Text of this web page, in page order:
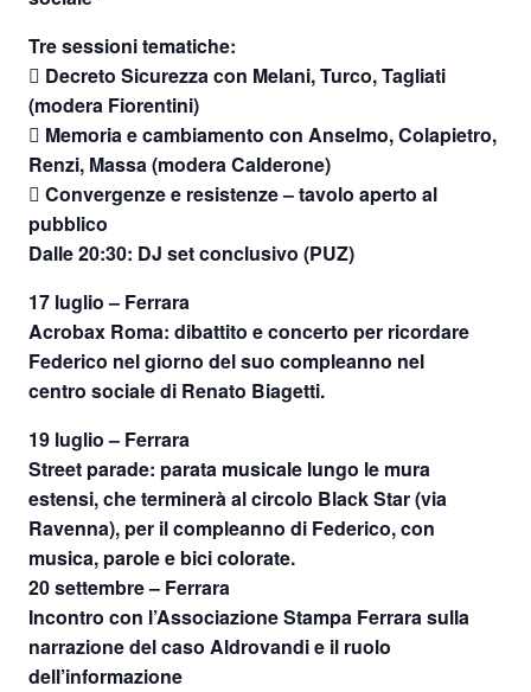
Tre sessioni tematiche:
 Decreto Sicurezza con Melani, Turco, Tagliati
(modera Fiorentini)
 Memoria e cambiamento con Anselmo, Colapietro,
Renzi, Massa (modera Calderone)
 Convergenze e resistenze – tavolo aperto al
pubblico
Dalle 20:30: DJ set conclusivo (PUZ)
17 luglio – Ferrara
Acrobax Roma: dibattito e concerto per ricordare
Federico nel giorno del suo compleanno nel
centro sociale di Renato Biagetti.
19 luglio – Ferrara
Street parade: parata musicale lungo le mura
estensi, che terminerà al circolo Black Star (via
Ravenna), per il compleanno di Federico, con
musica, parole e bici colorate.
20 settembre – Ferrara
Incontro con l’Associazione Stampa Ferrara sulla
narrazione del caso Aldrovandi e il ruolo
dell’informazione